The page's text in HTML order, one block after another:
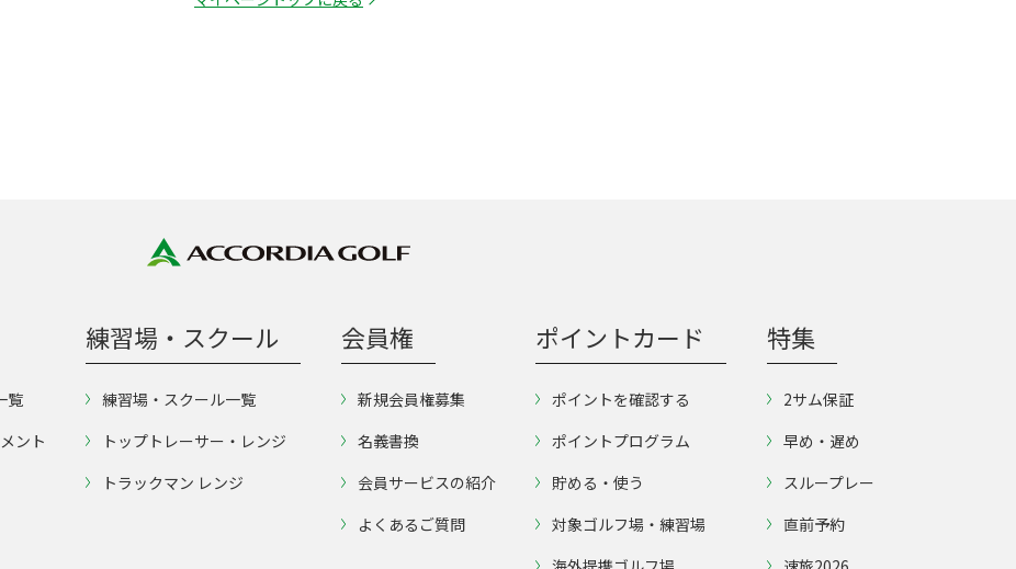
覧
ント
練習場・スクール
練習場・スクール一覧
トップトレーサー・レンジ
トラックマン レンジ
会員権
新規会員権募集
名義書換
会員サービスの紹介
よくあるご質問
ポイントカード
ポイントを確認する
ポイントプログラム
貯める・使う
対象ゴルフ場・練習場
特集
2サム保証
早め・遅め
スループレー
直前予約